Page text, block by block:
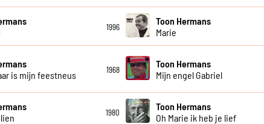
1996
Toon Hermans
Marie
is mijn feestneus
1968
Toon Hermans
Mijn engel Gabriel
1980
Toon Hermans
Oh Marie ik heb je lief